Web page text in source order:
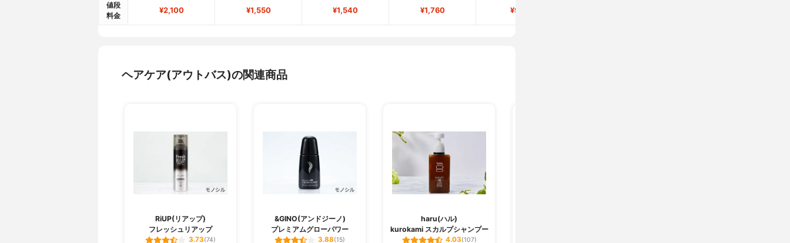
値段
料金
¥2,100 ¥1,550 ¥1,540 ¥1,760 ¥990
ヘアケア(アウトバス)の関連商品
RiUP(リアップ)
フレッシュリアップ
3.73(74)
&GINO(アンドジーノ)
プレミアムグローパワー
3.88(15)
haru(ハル)
kurokami スカルプシャンプー
4.03(107)